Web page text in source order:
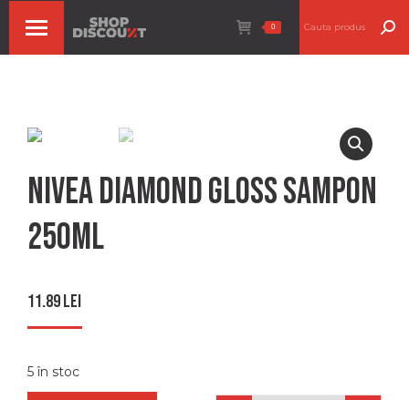
0
Nivea diamond gloss sampon
250ml
11.89lei
5 în stoc